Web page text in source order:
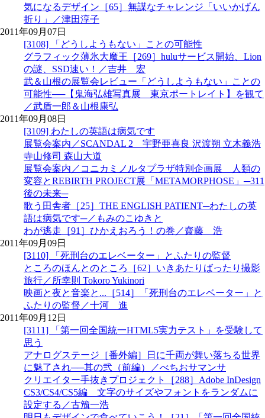
気になるデザイン［65］無謀なチャレンジ「いいかげん
折り」／津田淳子
2011年09月07日
[3108] 「どうしようもない」ことの可能性
グラフィック薄氷大魔王［269］huluサービス開始、Lion
の謎、SSD速い！／吉井 宏
武＆山根の展覧会レビュー「どうしようもない」ことの
可能性──【鬼海弘雄写真展 東京ポートレイト】を観て
／武盾一郎＆山根康弘
2011年09月08日
[3109] わたしの英語は病気です
展覧会案内／SCANDAL 2 宇野亜喜良 沢渡朔 立木義浩
寺山修司 森山大道
展覧会案内／コニカミノルタプラザ特別企画展 人類の
変容とREBIRTH PROJECT展「METAMORPHOSE」─311
後の未来─
歌う田舎者［25］THE ENGLISH PATIENT─わたしの英
語は病気です─／もみのこゆきと
わが逃走［91］ひかえおろう！の巻／齋藤 浩
2011年09月09日
[3110] 「死刑台のエレベーター」とふたりの監督
ところのほんとのところ［62］いきあたりばったり撮影
旅行／所幸則 Tokoro Yukinori
映画と夜と音楽と...［514］「死刑台のエレベーター」と
ふたりの監督／十河 進
2011年09月12日
[3111] 「第一回全国統一HTML5実力テスト」を受験して
思う
アナログステージ［番外編］日に千両が舞い落ちる世界
に魅了され──其の弐（前編）／べちおサマンサ
クリエイター手抜きプロジェクト［288］Adobe InDesign
CS3/CS4/CS5編 文字のサイズやフォントをランダムに
設定する／古籏一浩